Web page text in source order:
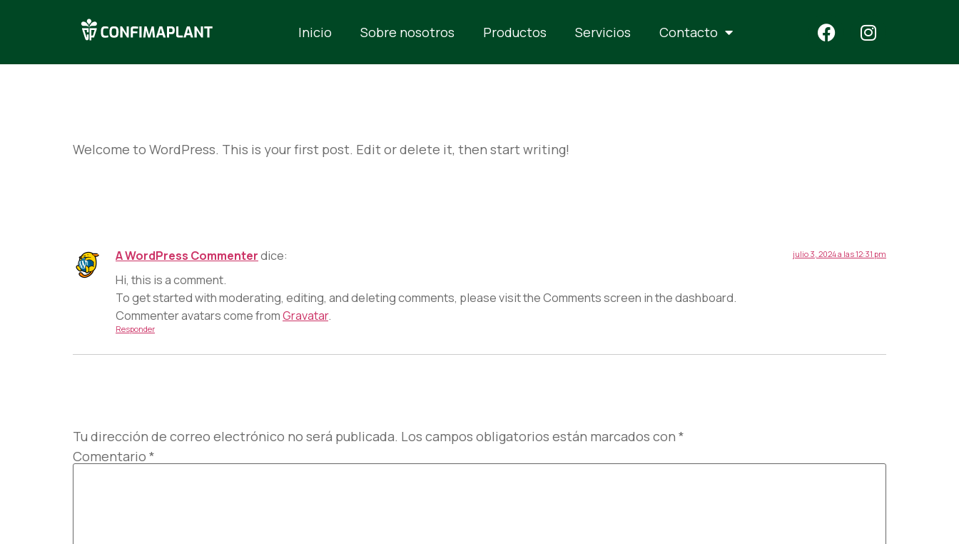
Inicio Sobre nosotros Productos Servicios Contacto
Welcome to WordPress. This is your first post. Edit or delete it, then start writing!
A WordPress Commenterdice: julio 3, 2024 a las 12:31 pm
Hi, this is a comment.
To get started with moderating, editing, and deleting comments, please visit the Comments screen in the dashboard.
Commenter avatars come fromGravatar.
Responder
Tu dirección de correo electrónico no será publicada. Los campos obligatorios están marcados con *
Comentario *